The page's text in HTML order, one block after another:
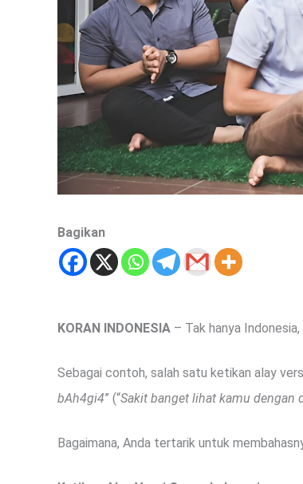
Bagikan
KORAN INDONESIA – Tak hanya
Sebagai contoh, salah satu ketikan alay
bAh4gi4” (“Sakit banget lihat kamu dengan
Bagaimana, Anda tertarik untuk